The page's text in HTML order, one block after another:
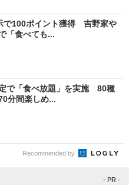
で100ポイント獲得 吉野家や
「食べても...
で「食べ放題」を実施 80種
分間楽しめ...
Recommended by
- PR -